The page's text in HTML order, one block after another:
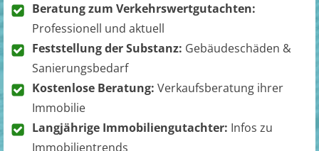
Beratung zum Verkehrswertgutachten:
Professionell und aktuell
Feststellung der Substanz: Gebäudeschäden &
Sanierungsbedarf
Kostenlose Beratung: Verkaufsberatung ihrer
Immobilie
Langjährige Immobiliengutachter: Infos zu
Immobilientrends